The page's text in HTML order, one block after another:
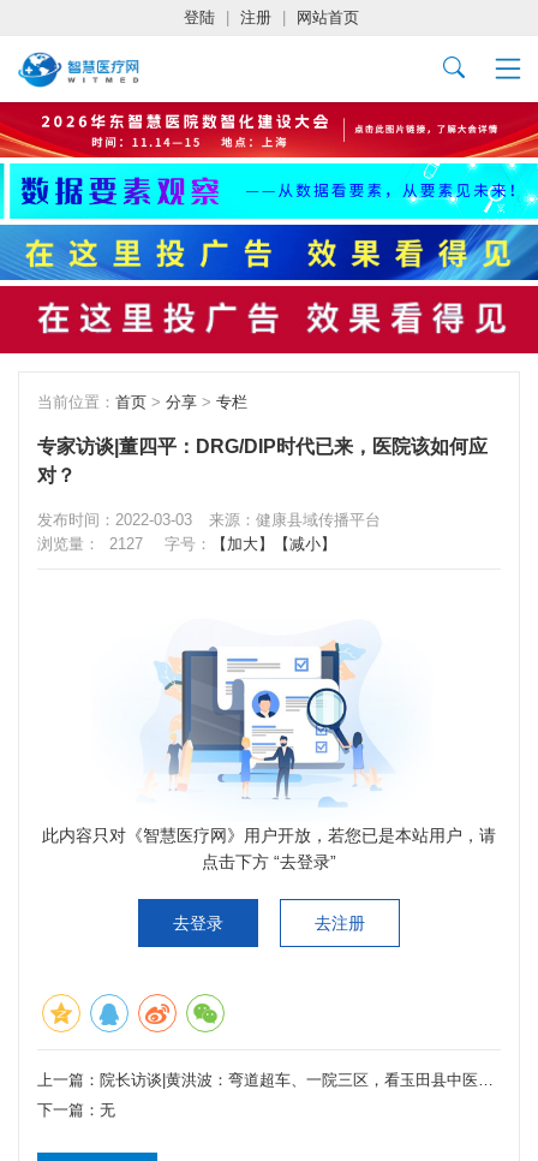
登陆 注册 网站首页
当前位置： 首页 > 分享 > 专栏
专家访谈|董四平：DRG/DIP时代已来，医院该如何应
对？
发布时间：2022-03-03
来源：健康县域传播平台
浏览量：
2127 字号： 【加大】 【减小】
此内容只对《智慧医疗网》用户开放，若您已是本站用户，请
点击下方 “去登录”
去登录 去注册
上一篇： 院长访谈|黄洪波：弯道超车、一院三区，看玉田县中医院的高质量发展之路
下一篇：无